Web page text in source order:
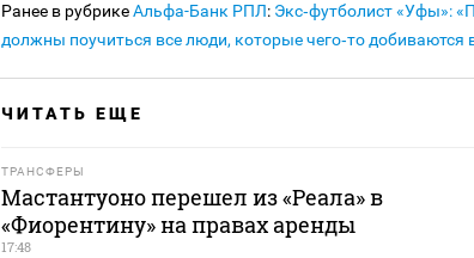
Ранее в рубрикеАльфа-Банк РПЛ: Экс‑футболист «Уфы»:
должны поучиться все люди, которые чего‑то добиваются
ЧИТАТЬ ЕЩЕ
ТРАНСФЕРЫ
Мастантуоно перешел из «Реала» в
«Фиорентину» на правах аренды
17:48